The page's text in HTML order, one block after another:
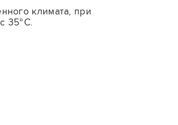
климата, при
35°С.